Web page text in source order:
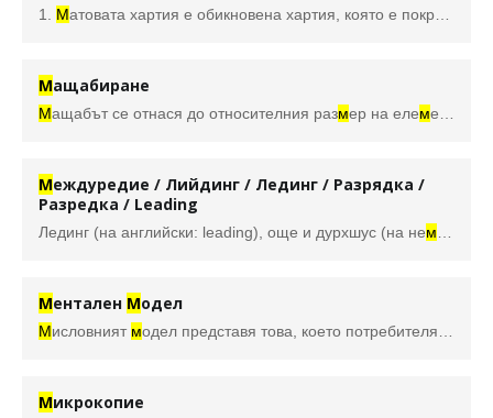
1. Матовата хартия е обикновена хартия, която е покрита с тънък слой
Мащабиране
Мащабът се отнася до относителния размер на елемент на дизайна в сравнение с друг еле
Междуредие / Лийдинг / Лединг / Разрядка /
Разредка / Leading
Лединг (на английски: leading), още и дурхшус (на нем
Ментален Модел
Мисловният модел представя това, което потребителят вярва, че е вярно за функционалността на продукта. Колкото повече този
Микрокопие